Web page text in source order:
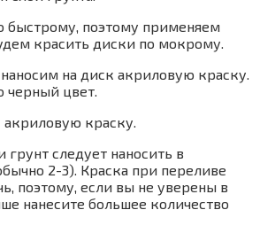
быстрому, поэтому применяем
красить диски по мокрому.
на диск акриловую краску.
черный цвет.
следует наносить в
2-3). Краска при переливе
поэтому, если вы не уверены в
нанесите большее количество